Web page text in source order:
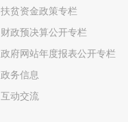
扶贫资金政策专栏
财政预决算公开专栏
政府网站年度报表公开专栏
政务信息
互动交流